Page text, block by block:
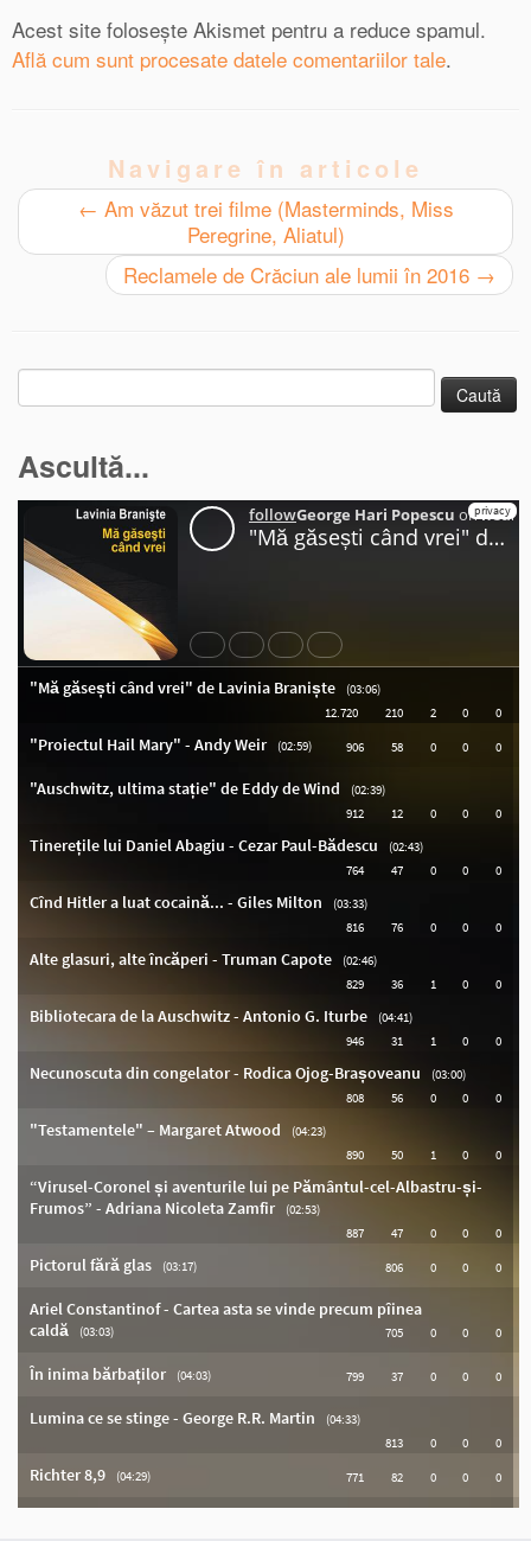
Acest site folosește Akismet pentru a reduce spamul.
Află cum sunt procesate datele comentariilor tale.
Navigare în articole
← Am văzut trei filme (Masterminds, Miss
Peregrine, Aliatul)
Reclamele de Crăciun ale lumii în 2016 →
după:
Ascultă...